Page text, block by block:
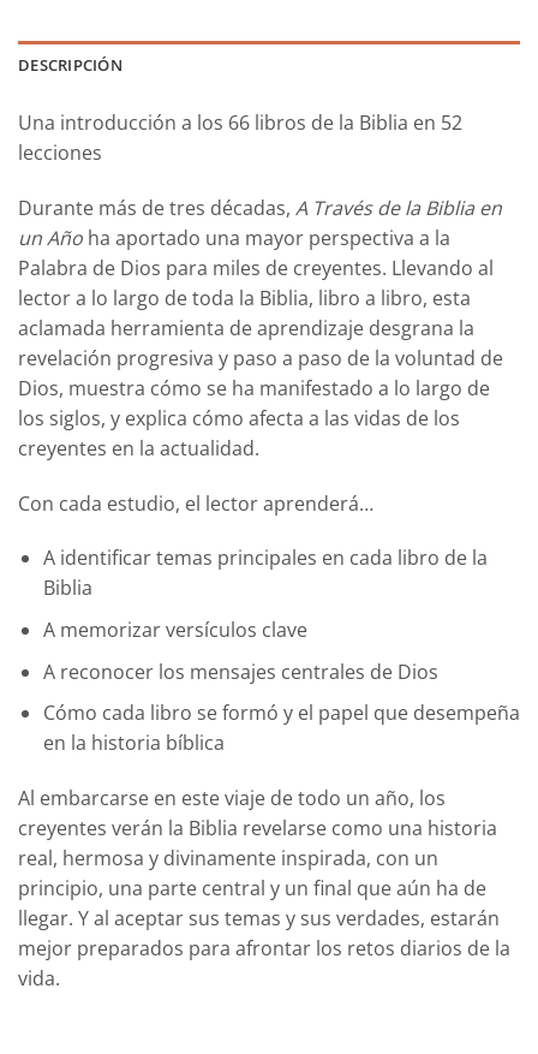
DESCRIPCIÓN
Una introducción a los 66 libros de la Biblia en 52
lecciones
Durante más de tres décadas, A Través de la Biblia en
un Año ha aportado una mayor perspectiva a la
Palabra de Dios para miles de creyentes. Llevando al
lector a lo largo de toda la Biblia, libro a libro, esta
aclamada herramienta de aprendizaje desgrana la
revelación progresiva y paso a paso de la voluntad de
Dios, muestra cómo se ha manifestado a lo largo de
los siglos, y explica cómo afecta a las vidas de los
creyentes en la actualidad.
Con cada estudio, el lector aprenderá…
A identificar temas principales en cada libro de la
Biblia
A memorizar versículos clave
A reconocer los mensajes centrales de Dios
Cómo cada libro se formó y el papel que desempeña
en la historia bíblica
Al embarcarse en este viaje de todo un año, los
creyentes verán la Biblia revelarse como una historia
real, hermosa y divinamente inspirada, con un
principio, una parte central y un final que aún ha de
llegar. Y al aceptar sus temas y sus verdades, estarán
mejor preparados para afrontar los retos diarios de la
vida.